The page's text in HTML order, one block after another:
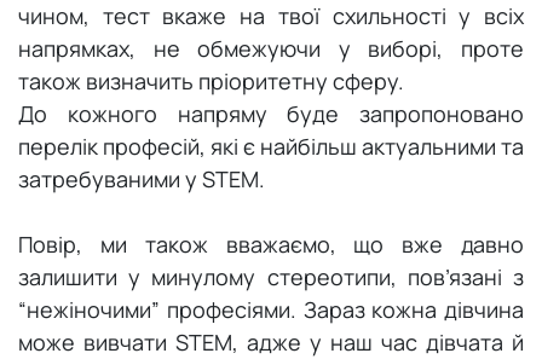
чином, тест вкаже на твої схильності у всіх
напрямках, не обмежуючи у виборі, проте
також визначить пріоритетну сферу.
До кожного напряму буде запропоновано
перелік професій, які є найбільш актуальними та
затребуваними у STEM.
Повір, ми також вважаємо, що вже давно
залишити у минулому стереотипи, пов’язані з
“нежіночими” професіями. Зараз кожна дівчина
може вивчати STEM, адже у наш час дівчата й